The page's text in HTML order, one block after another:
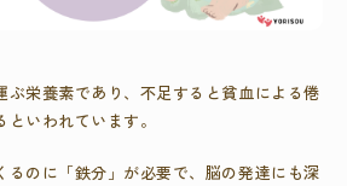
ぶ栄養素であり、不足すると貧血による倦
いわれています。
るのに「鉄分」が必要で、脳の発達にも深